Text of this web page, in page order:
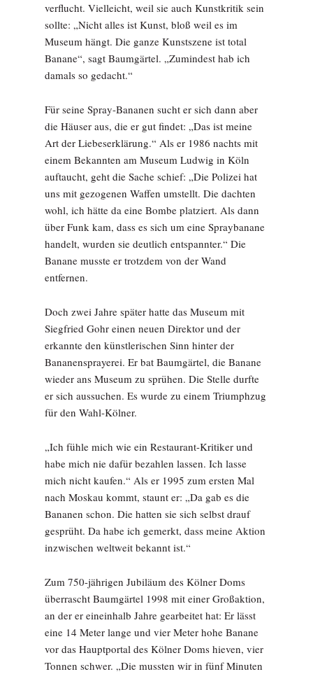
verflucht. Vielleicht, weil sie auch Kunstkritik sein
sollte: „Nicht alles ist Kunst, bloß weil es im
Museum hängt. Die ganze Kunstszene ist total
Banane“, sagt Baumgärtel. „Zumindest hab ich
damals so gedacht.“
Für seine Spray-Bananen sucht er sich dann aber
die Häuser aus, die er gut findet: „Das ist meine
Art der Liebeserklärung.“ Als er 1986 nachts mit
einem Bekannten am Museum Ludwig in Köln
auftaucht, geht die Sache schief: „Die Polizei hat
uns mit gezogenen Waffen umstellt. Die dachten
wohl, ich hätte da eine Bombe platziert. Als dann
über Funk kam, dass es sich um eine Spraybanane
handelt, wurden sie deutlich entspannter.“ Die
Banane musste er trotzdem von der Wand
entfernen.
Doch zwei Jahre später hatte das Museum mit
Siegfried Gohr einen neuen Direktor und der
erkannte den künstlerischen Sinn hinter der
Bananensprayerei. Er bat Baumgärtel, die Banane
wieder ans Museum zu sprühen. Die Stelle durfte
er sich aussuchen. Es wurde zu einem Triumphzug
für den Wahl-Kölner.
„Ich fühle mich wie ein Restaurant-Kritiker und
habe mich nie dafür bezahlen lassen. Ich lasse
mich nicht kaufen.“ Als er 1995 zum ersten Mal
nach Moskau kommt, staunt er: „Da gab es die
Bananen schon. Die hatten sie sich selbst drauf
gesprüht. Da habe ich gemerkt, dass meine Aktion
inzwischen weltweit bekannt ist.“
Zum 750-jährigen Jubiläum des Kölner Doms
überrascht Baumgärtel 1998 mit einer Großaktion,
an der er eineinhalb Jahre gearbeitet hat: Er lässt
eine 14 Meter lange und vier Meter hohe Banane
vor das Hauptportal des Kölner Doms hieven, vier
Tonnen schwer. „Die mussten wir in fünf Minuten